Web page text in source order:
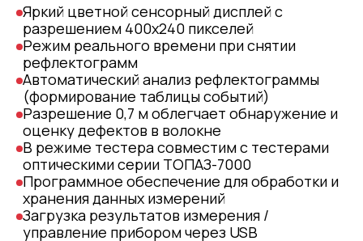
Яркий цветной сенсорный дисплей с
разрешением 400х240 пикселей
Режим реального времени при снятии
рефлектограмм
Автоматический анализ рефлектограммы
(формирование таблицы событий)
Разрешение 0,7 м облегчает обнаружение и
оценку дефектов в волокне
В режиме тестера совместим с тестерами
оптическими серии ТОПАЗ-7000
Программное обеспечение для обработки и
хранения данных измерений
Загрузка результатов измерения /
управление прибором через USB